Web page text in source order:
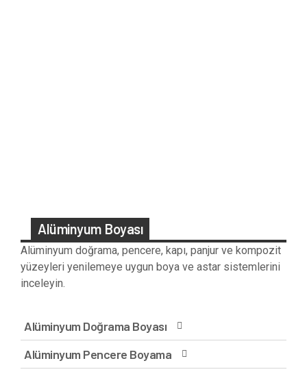
Alüminyum Boyası
Alüminyum doğrama, pencere, kapı, panjur ve kompozit
yüzeyleri yenilemeye uygun boya ve astar sistemlerini
inceleyin.
Alüminyum Doğrama Boyası
Alüminyum Pencere Boyama